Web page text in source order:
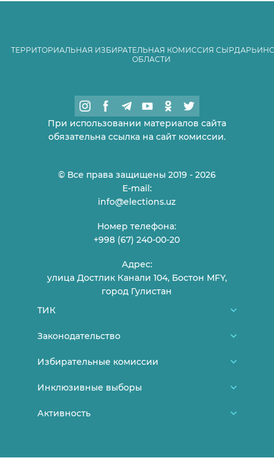
ТЕРРИТОРИАЛЬНАЯ ИЗБИРАТЕЛЬНАЯ КОМИССИЯ
ОБЛАСТИ
При использовании материалов сайта
обязательна ссылка на сайт комиссии.
© Все права защищены 2019 - 2026
E-mail:
info@elections.uz
Номер телефона:
+998 (67) 240-00-20
Адрес:
улица Достлик Канали 104, Бостон MFY,
город Гулистан
ТИК
О нас
Контакты
Законодательство
Конституция Узбекистана
Постановления ТИК
Избирательные комиссии
Районные/городские избирательные
Инклюзивные выборы
Выборы и молодежь
Активность
Объявления